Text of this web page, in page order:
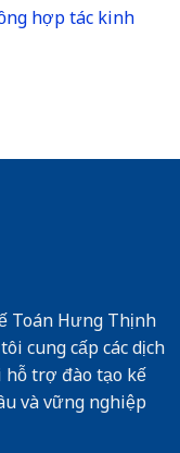
hợp tác kinh
Toán Hưng Thịnh
cung cấp các dịch
trợ đào tạo kế
và vững nghiệp